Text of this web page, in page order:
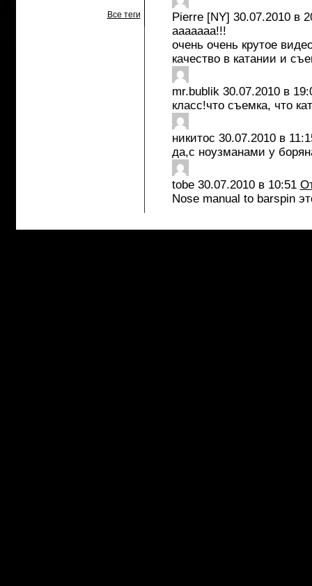
Pierre [NY] 30.07.2010 в
ааааааа!!!
очень очень крутое
качество в катании и
mr.bublik 30.07.2010 в
класс!что съемка, что
никитос 30.07.2010 в
да,с ноузманами у
tobe 30.07.2010 в 10:51
Nose manual to barspin
Все теги